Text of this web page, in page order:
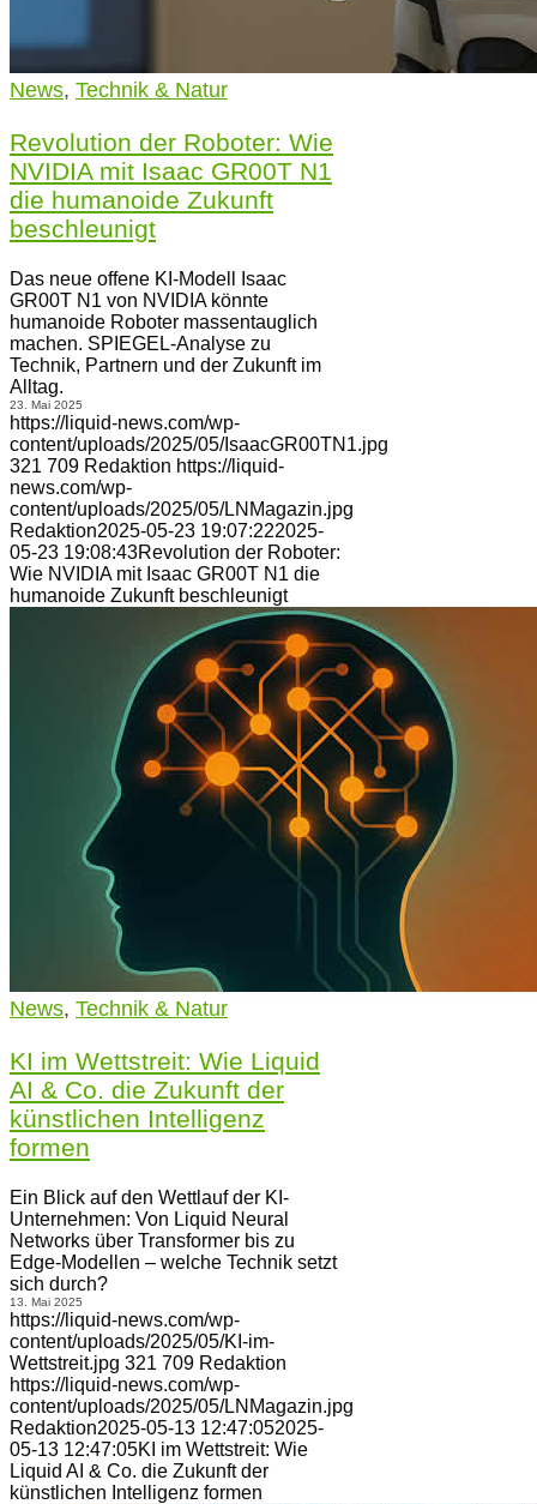
News, Technik & Natur
Revolution der Roboter: Wie
NVIDIA mit Isaac GR00T N1
die humanoide Zukunft
beschleunigt
Das neue offene KI-Modell Isaac
GR00T N1 von NVIDIA könnte
humanoide Roboter massentauglich
machen. SPIEGEL-Analyse zu
Technik, Partnern und der Zukunft im
Alltag.
23. Mai 2025
https://liquid-news.com/wp-
content/uploads/2025/05/IsaacGR00TN1.jpg
321 709 Redaktion https://liquid-
news.com/wp-
content/uploads/2025/05/LNMagazin.jpg
Redaktion2025-05-23 19:07:222025-
05-23 19:08:43Revolution der Roboter:
Wie NVIDIA mit Isaac GR00T N1 die
humanoide Zukunft beschleunigt
News, Technik & Natur
KI im Wettstreit: Wie Liquid
AI & Co. die Zukunft der
künstlichen Intelligenz
formen
Ein Blick auf den Wettlauf der KI-
Unternehmen: Von Liquid Neural
Networks über Transformer bis zu
Edge-Modellen – welche Technik setzt
sich durch?
13. Mai 2025
https://liquid-news.com/wp-
content/uploads/2025/05/KI-im-
Wettstreit.jpg 321 709 Redaktion
https://liquid-news.com/wp-
content/uploads/2025/05/LNMagazin.jpg
Redaktion2025-05-13 12:47:052025-
05-13 12:47:05KI im Wettstreit: Wie
Liquid AI & Co. die Zukunft der
künstlichen Intelligenz formen